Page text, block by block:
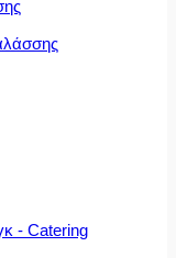
- Catering